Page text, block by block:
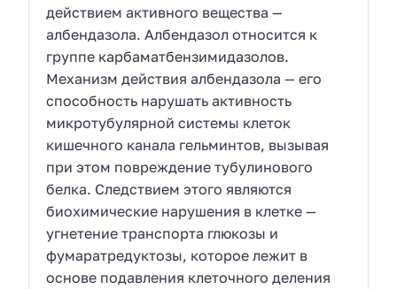
действием активного вещества —
албендазола. Албендазол относится к
группе карбаматбензимидазолов.
Механизм действия албендазола — его
способность нарушать активность
микротубулярной системы клеток
кишечного канала гельминтов, вызывая
при этом повреждение тубулинового
белка. Следствием этого являются
биохимические нарушения в клетке —
угнетение транспорта глюкозы и
фумаратредуктозы, которое лежит в
основе подавления клеточного деления